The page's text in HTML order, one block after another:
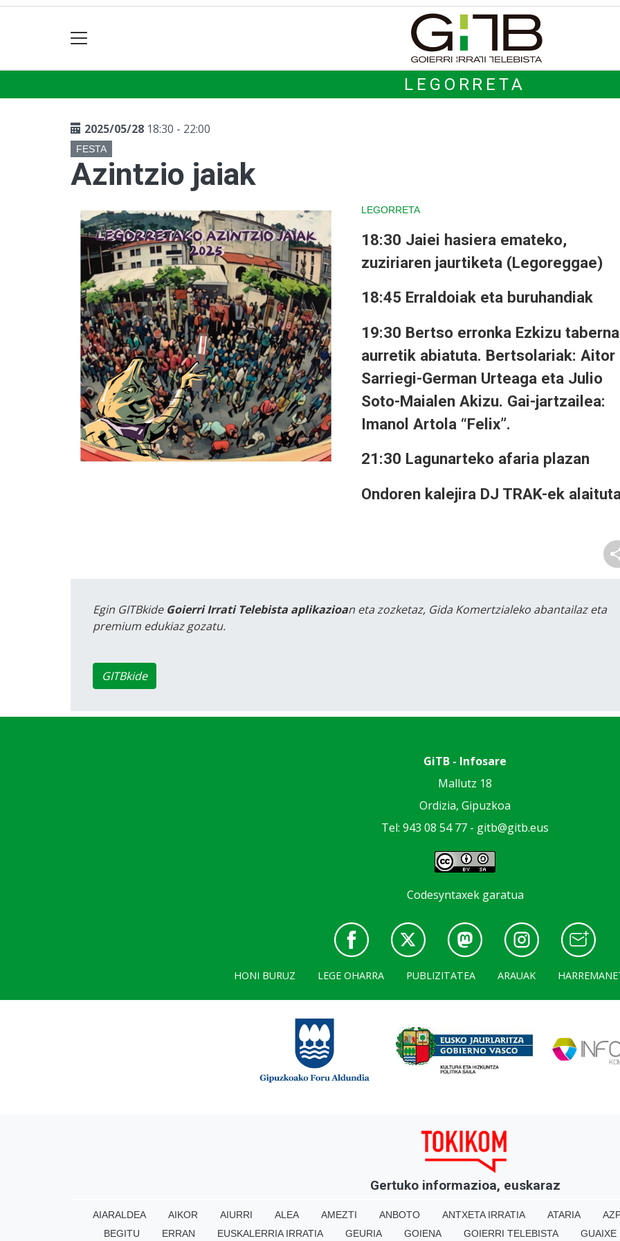
LEGORRETA
2025/05/28 18:30 - 22:00
FESTA
Azintzio jaiak
LEGORRETA
18:30 Jaiei hasiera emateko,
zuziriaren jaurtiketa (Legoreggae)
18:45 Erraldoiak eta buruhandiak
19:30 Bertso erronka Ezkizu taberna
aurretik abiatuta. Bertsolariak: Aitor
Sarriegi-German Urteaga eta Julio
Soto-Maialen Akizu. Gai-jartzailea:
Imanol Artola “Felix”.
21:30 Lagunarteko afaria plazan
Ondoren kalejira DJ TRAK-ek
Egin GITBkide Goierri Irrati Telebista aplikazioan eta zozketaz, Gida Komertzialeko abantailaz eta
premium edukiaz gozatu.
GITBkide
GiTB - Infosare
Mallutz 18
Ordizia, Gipuzkoa
Tel: 943 08 54 77 - gitb@gitb.eus
Codesyntaxek garatua
HONI BURUZ LEGE OHARRA PUBLIZITATEA ARAUAK
Gertuko informazioa, euskaraz
AIARALDEA AIKOR AIURRI ALEA AMEZTI ANBOTO ANTXETA IRRATIA ATARIA
BEGITU
ERRAN EUSKALERRIA IRRATIA GEURIA GOIENA GOIERRI TELEBISTA GUAIXE